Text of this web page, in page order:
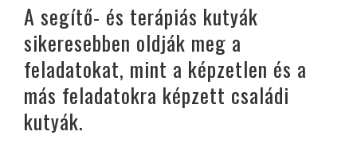
A segítő- és terápiás kutyák
sikeresebben oldják meg a
feladatokat, mint a képzetlen és a
más feladatokra képzett családi
kutyák.